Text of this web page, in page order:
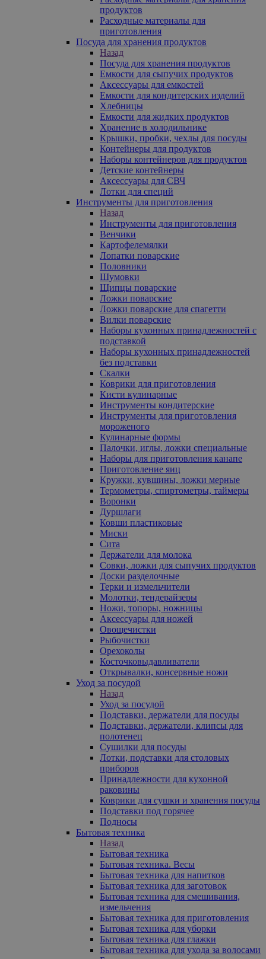
продуктов
Расходные материалы для
приготовления
Посуда для хранения продуктов
Назад
Посуда для хранения продуктов
Емкости для сыпучих продуктов
Аксессуары для емкостей
Емкости для кондитерских изделий
Хлебницы
Емкости для жидких продуктов
Хранение в холодильнике
Крышки, пробки, чехлы для посуды
Контейнеры для продуктов
Наборы контейнеров для продуктов
Детские контейнеры
Аксессуары для СВЧ
Лотки для специй
Инструменты для приготовления
Назад
Инструменты для приготовления
Венчики
Картофелемялки
Лопатки поварские
Половники
Шумовки
Щипцы поварские
Ложки поварские
Ложки поварские для спагетти
Вилки поварские
Наборы кухонных принадлежностей с
подставкой
Наборы кухонных принадлежностей
без подставки
Скалки
Коврики для приготовления
Кисти кулинарные
Инструменты кондитерские
Инструменты для приготовления
мороженого
Кулинарные формы
Палочки, иглы, ложки специальные
Наборы для приготовления канапе
Приготовление яиц
Кружки, кувшины, ложки мерные
Термометры, спиртометры, таймеры
Воронки
Дуршлаги
Ковши пластиковые
Миски
Сита
Держатели для молока
Совки, ложки для сыпучих продуктов
Доски разделочные
Терки и измельчители
Молотки, тендерайзеры
Ножи, топоры, ножницы
Аксессуары для ножей
Овощечистки
Рыбочистки
Орехоколы
Косточковыдавливатели
Открывалки, консервные ножи
Уход за посудой
Назад
Уход за посудой
Подставки, держатели для посуды
Подставки, держатели, клипсы для
полотенец
Сушилки для посуды
Лотки, подставки для столовых
приборов
Принадлежности для кухонной
раковины
Коврики для сушки и хранения посуды
Подставки под горячее
Подносы
Бытовая техника
Назад
Бытовая техника
Бытовая техника. Весы
Бытовая техника для напитков
Бытовая техника для заготовок
Бытовая техника для смешивания,
измельчения
Бытовая техника для приготовления
Бытовая техника для уборки
Бытовая техника для глажки
Бытовая техника для ухода за волосами